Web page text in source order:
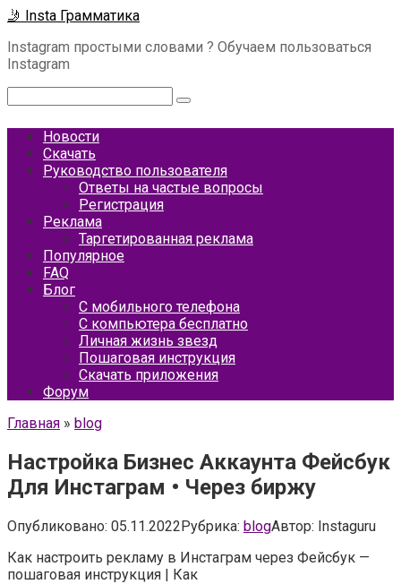
Перейти
контенту
🤳 Insta Грамматика
Instagram простыми словами ? Обучаем пользоваться
Instagram
Новости
Скачать
Руководство пользователя
Ответы на частые вопросы
Регистрация
Реклама
Таргетированная реклама
Популярное
FAQ
Блог
С мобильного телефона
С компьютера бесплатно
Личная жизнь звезд
Пошаговая инструкция
Скачать приложения
Форум
Главная » blog
Настройка Бизнес Аккаунта Фейсбук
Для Инстаграм • Через биржу
Опубликовано: 05.11.2022Рубрика: blogАвтор: Instaguru
Как настроить рекламу в Инстаграм через Фейсбук —
пошаговая инструкция | Как